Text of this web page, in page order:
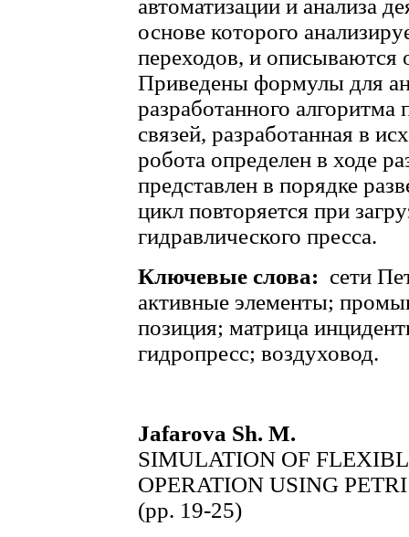
автоматизации и анализа
основе которого
переходов, и описываются
Приведены формулы для
разработанного алгоритма
связей, разработанная в
робота определен в ходе
представлен в порядке
цикл повторяется при
гидравлического пресса.
Ключевые слова: сети
активные элементы;
позиция; матрица
гидропресс; воздуховод.
Jafarova Sh. M.
SIMULATION OF
OPERATION USING
(pp. 19-25)